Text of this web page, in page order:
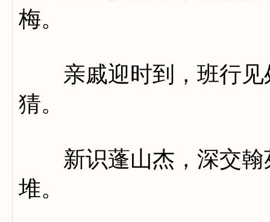
梅。
亲戚迎时到，班行见
猜。
新识蓬山杰，深交翰
堆。